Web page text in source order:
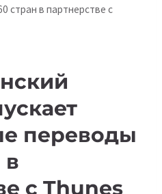
стран в партнерстве с
переводы
в
с Thunes